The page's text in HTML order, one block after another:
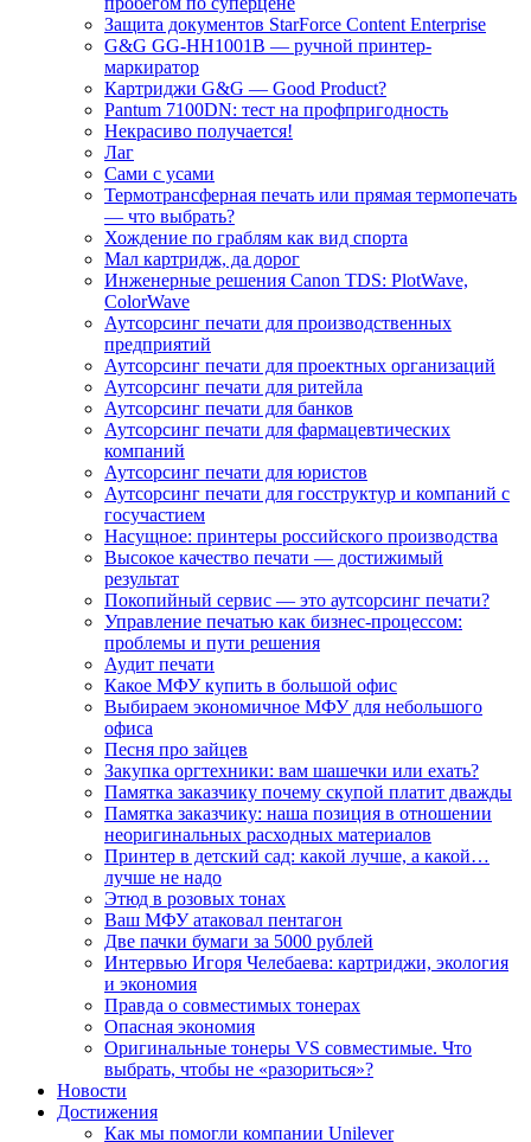
Защита документов StarForce Content Enterprise
G&G GG-HH1001B — ручной принтер-
маркиратор
Картриджи G&G — Good Product?
Pantum 7100DN: тест на профпригодность
Некрасиво получается!
Лаг
Сами с усами
Термотрансферная печать или прямая термопечать
— что выбрать?
Хождение по граблям как вид спорта
Мал картридж, да дорог
Инженерные решения Canon TDS: PlotWave,
ColorWave
Аутсорсинг печати для производственных
предприятий
Аутсорсинг печати для проектных организаций
Аутсорсинг печати для ритейла
Аутсорсинг печати для банков
Аутсорсинг печати для фармацевтических
компаний
Аутсорсинг печати для юристов
Аутсорсинг печати для госструктур и компаний с
госучастием
Насущное: принтеры российского производства
Высокое качество печати — достижимый
результат
Покопийный сервис — это аутсорсинг печати?
Управление печатью как бизнес-процессом:
проблемы и пути решения
Аудит печати
Какое МФУ купить в большой офис
Выбираем экономичное МФУ для небольшого
офиса
Песня про зайцев
Закупка оргтехники: вам шашечки или ехать?
Памятка заказчику почему скупой платит дважды
Памятка заказчику: наша позиция в отношении
неоригинальных расходных материалов
Принтер в детский сад: какой лучше, а какой…
лучше не надо
Этюд в розовых тонах
Ваш МФУ атаковал пентагон
Две пачки бумаги за 5000 рублей
Интервью Игоря Челебаева: картриджи, экология
и экономия
Правда о совместимых тонерах
Опасная экономия
Оригинальные тонеры VS совместимые. Что
выбрать, чтобы не «разориться»?
Новости
Достижения
Как мы помогли компании Unilever